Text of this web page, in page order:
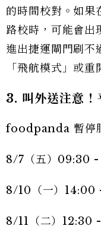
的時間校對。如
路校時，可能會出
進出捷運閘門刷不
「飛航模式」或重
3. 叫外送注意！
foodpanda 暫停
8/7（五）09:30 -
8/10（一）14:00
8/11（二）12:30